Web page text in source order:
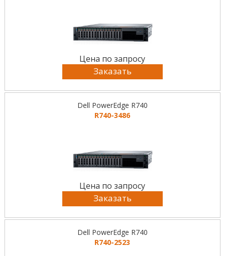
Цена по запросу
Заказать
Dell PowerEdge R740
R740-3486
Цена по запросу
Заказать
Dell PowerEdge R740
R740-2523